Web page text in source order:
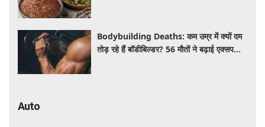
Bodybuilding Deaths: कम उम्र में क्यों दम
तोड़ रहे हैं बॉडीबिल्डर? 56 मौतों ने बढ़ाई एक्सपर्ट्स
Auto